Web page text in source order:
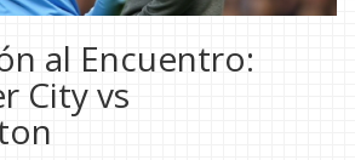
al Encuentro:
City vs